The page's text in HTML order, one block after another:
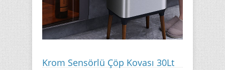
Krom Sensörlü Çöp Kovası 30Lt